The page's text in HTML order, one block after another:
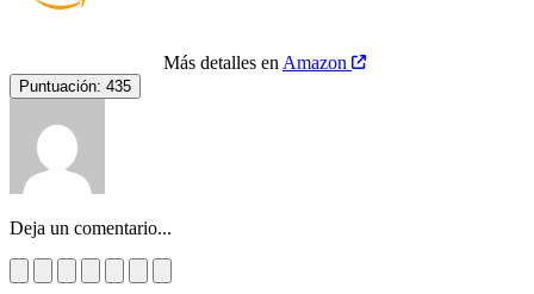
Más detalles en Amazon
Puntuación: 435
Deja un comentario...